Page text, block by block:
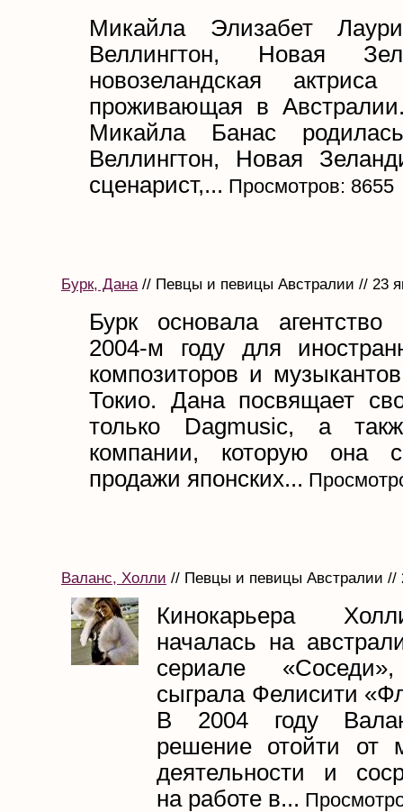
Микайла Элизабет
Веллингтон, Новая
новозеландская
проживающая в
Микайла Банас
Веллингтон, Новая
сценарист,... Просмотров: 8655
Бурк, Дана// Певцы и певицы Австралии // 23
Бурк основала
2004-м году для
композиторов и
Токио. Дана посвящает
только Dagmusic, а
компании, которую она
продажи японских...
Валанс, Холли // Певцы и певицы Австралии //
Кинокарьера
началась на
сериале
сыграла Фелисити
В 2004 году
решение отойти от
деятельности и
на работе в...